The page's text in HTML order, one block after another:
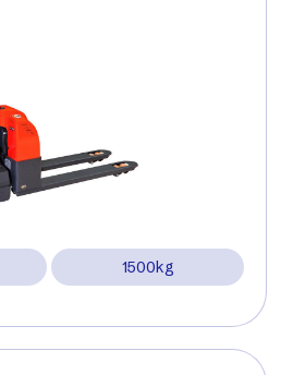
1500kg